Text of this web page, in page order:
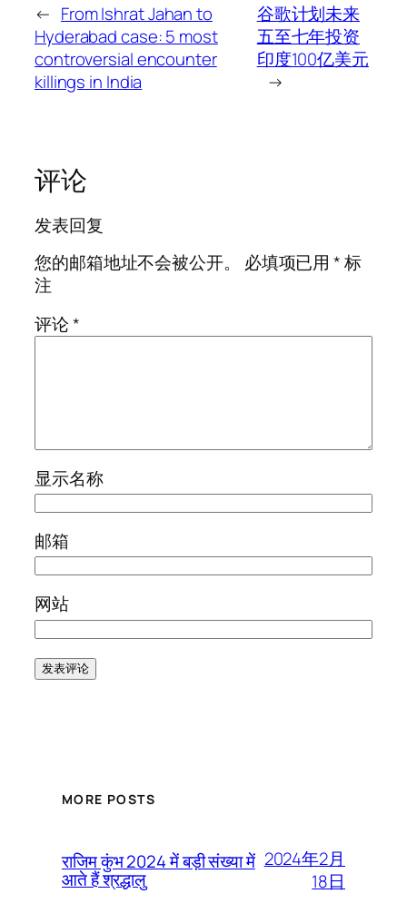
← From Ishrat Jahan to
Hyderabad case: 5 most
controversial encounter
killings in India
谷歌计划未来
五至七年投资
印度100亿美元
→
评论
发表回复
您的邮箱地址不会被公开。
必填项已用*标
注
评论*
显示名称
邮箱
网站
MORE POSTS
राजिम कुंभ 2024 में बड़ी संख्या में
आते हैं श्रद्धालु
2024年2月
18日